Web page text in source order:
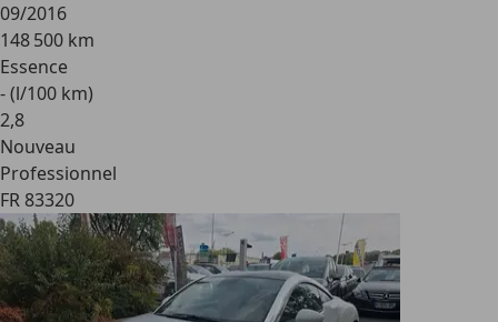
09/2016
148 500 km
Essence
- (l/100 km)
2,8
Nouveau
Professionnel
FR 83320